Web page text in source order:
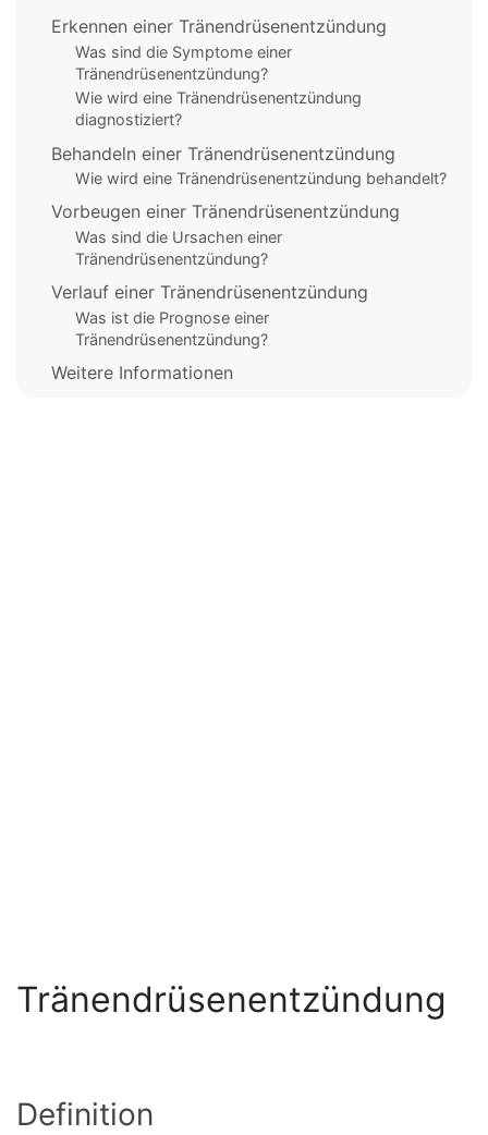
Erkennen einer Tränendrüsenentzündung
Was sind die Symptome einer
Tränendrüsenentzündung?
Wie wird eine Tränendrüsenentzündung
diagnostiziert?
Behandeln einer Tränendrüsenentzündung
Wie wird eine Tränendrüsenentzündung behandelt?
Vorbeugen einer Tränendrüsenentzündung
Was sind die Ursachen einer
Tränendrüsenentzündung?
Verlauf einer Tränendrüsenentzündung
Was ist die Prognose einer
Tränendrüsenentzündung?
Weitere Informationen
Tränendrüsenentzündung
Definition